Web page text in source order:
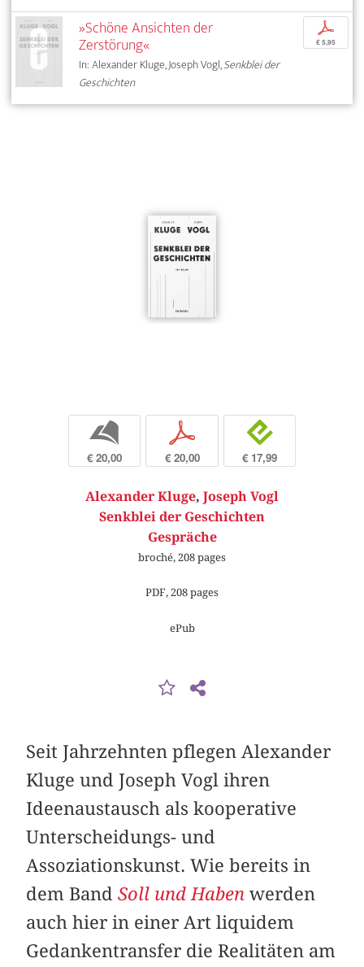
»Schöne Ansichten der
Zerstörung«
In: Alexander Kluge, Joseph Vogl,Senkblei der
Geschichten
p
€ 5,95
b
€ 20,00
p
€ 20,00
e
€ 17,99
Alexander Kluge, Joseph Vogl
Senkblei der Geschichten
Gespräche
broché, 208 pages
PDF, 208 pages
ePub
Seit Jahrzehnten pflegen Alexander
Kluge und Joseph Vogl ihren
Ideenaustausch als kooperative
Unterscheidungs- und
Assoziationskunst. Wie bereits in
dem BandSoll und Haben werden
auch hier in einer Art liquidem
Gedankentransfer die Realitäten am